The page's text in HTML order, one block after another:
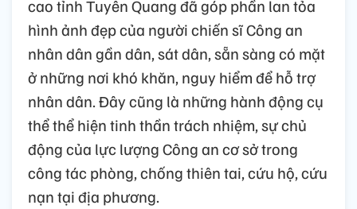
cao tỉnh Tuyên Quang đã góp phần lan tỏa
hình ảnh đẹp của người chiến sĩ Công an
nhân dân gần dân, sát dân, sẵn sàng có mặt
ở những nơi khó khăn, nguy hiểm để hỗ trợ
nhân dân. Đây cũng là những hành động cụ
thể thể hiện tinh thần trách nhiệm, sự chủ
động của lực lượng Công an cơ sở trong
công tác phòng, chống thiên tai, cứu hộ, cứu
nạn tại địa phương.